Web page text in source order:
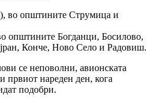
во општините Струмица и
општините Богданци, Босилово,
Конче, Ново Село и Радовиш.
се неповолни, авионската
првиот нареден ден, кога
подобри.